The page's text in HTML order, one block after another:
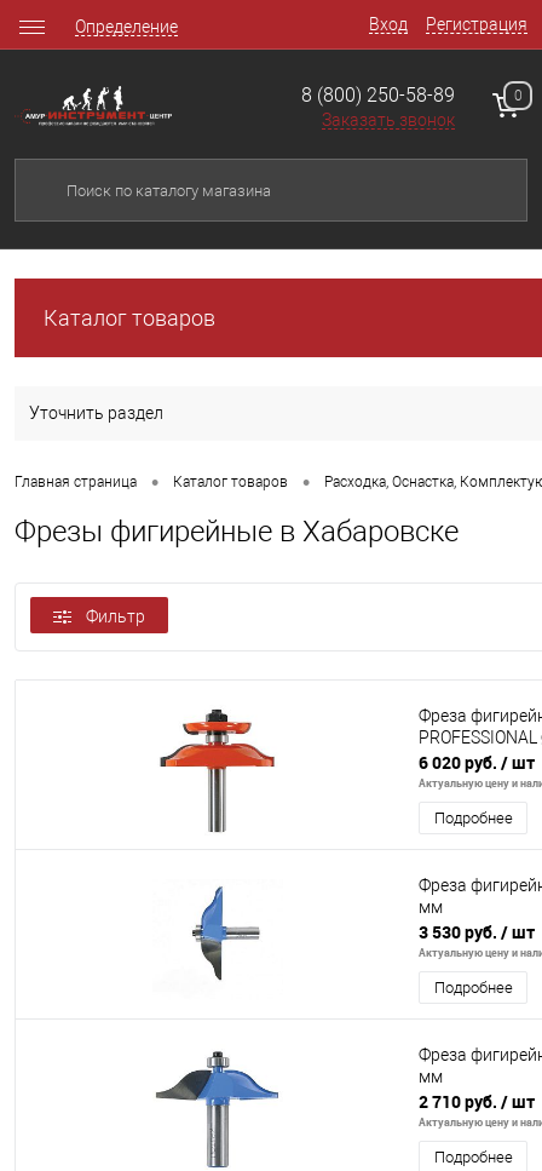
Вход Регистрация
Определение
8 (800) 250-58-89
Заказать звонок
0
Каталог товаров
Уточнить раздел
Главная страница • Каталог товаров • Расходка, Оснастка,
Фрезы фигирейные в Хабаровске
Фильтр
Фреза
6 020 руб. / шт
Актуальную цену и
Подробнее
Фреза
мм
3 530 руб. / шт
Актуальную цену и
Подробнее
Фреза
мм
2 710 руб. / шт
Актуальную цену и
Подробнее